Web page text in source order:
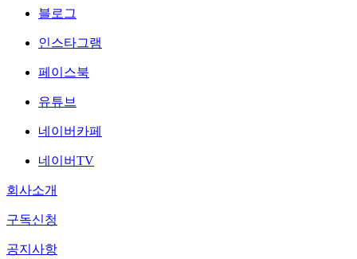
블로그
인스타그램
페이스북
유튜브
네이버카페
네이버TV
회사소개
구독신청
공지사항